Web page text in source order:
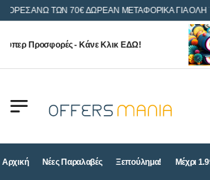
ΑΝΩ ΤΩΝ 70€ ΔΩΡΕΑΝ ΜΕΤΑΦΟΡΙΚΑ ΓΙΑ ΟΛΗ
Προσφορές - Κάνε Κλικ ΕΔΩ!
Αρχική Νέες Παραλαβές Ξεπούλημα! Μέχρι